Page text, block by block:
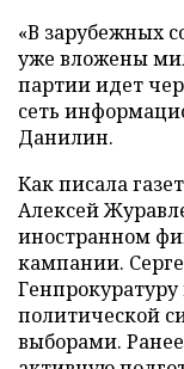
«В зарубежных
уже вложены
партии идет
сеть
Данилин.
Как писала
Алексей
иностранном
кампании.
Генпрокуратуру
политической
выборами.